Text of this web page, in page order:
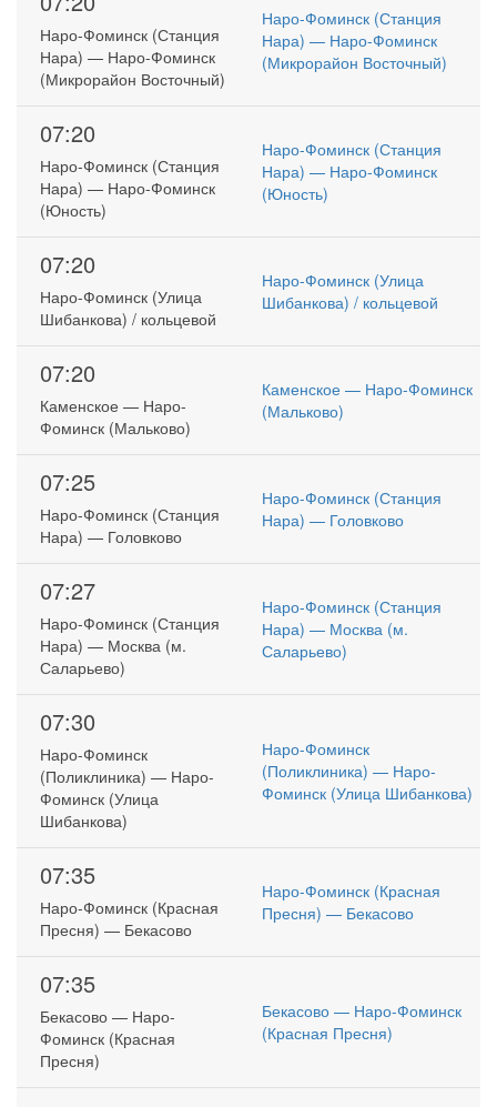
Наро-Фоминск (Станция
Нара) — Наро-Фоминск
(Микрорайон Восточный)
Наро-Фоминск (Станция
Нара) — Наро-Фоминск
(Микрорайон Восточный)
07:20
Наро-Фоминск (Станция
Нара) — Наро-Фоминск
(Юность)
Наро-Фоминск (Станция
Нара) — Наро-Фоминск
(Юность)
07:20
Наро-Фоминск (Улица
Шибанкова) / кольцевой
Наро-Фоминск (Улица
Шибанкова) / кольцевой
07:20
Каменское — Наро-
Фоминск (Мальково)
Каменское — Наро-Фоминск
(Мальково)
07:25
Наро-Фоминск (Станция
Нара) — Головково
Наро-Фоминск (Станция
Нара) — Головково
07:27
Наро-Фоминск (Станция
Нара) — Москва (м.
Саларьево)
Наро-Фоминск (Станция
Нара) — Москва (м.
Саларьево)
07:30
Наро-Фоминск
(Поликлиника) — Наро-
Фоминск (Улица
Шибанкова)
Наро-Фоминск
(Поликлиника) — Наро-
Фоминск (Улица Шибанкова)
07:35
Наро-Фоминск (Красная
Пресня) — Бекасово
Наро-Фоминск (Красная
Пресня) — Бекасово
07:35
Бекасово — Наро-
Фоминск (Красная
Пресня)
Бекасово — Наро-Фоминск
(Красная Пресня)